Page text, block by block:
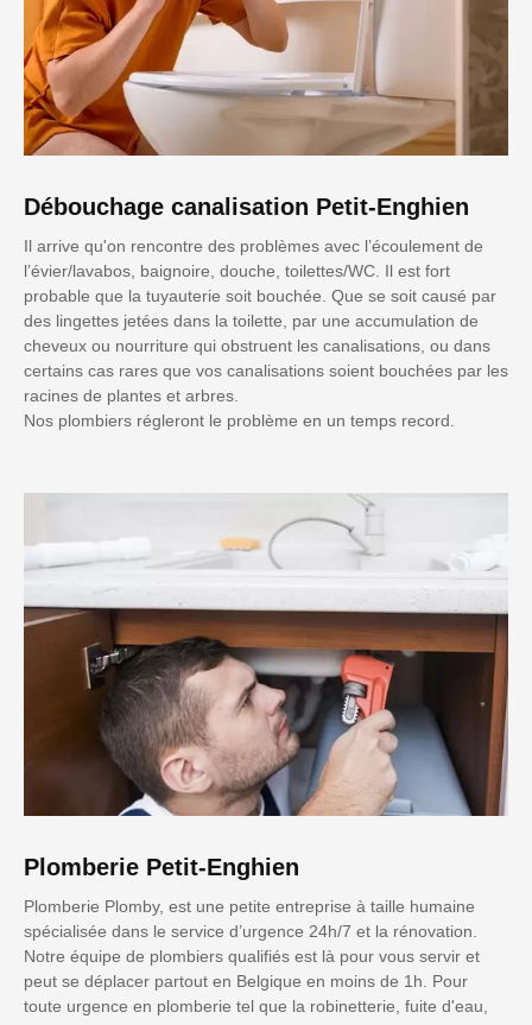
Débouchage canalisation Petit-Enghien
Il arrive qu'on rencontre des problèmes avec l’écoulement de
l’évier/lavabos, baignoire, douche, toilettes/WC. Il est fort
probable que la tuyauterie soit bouchée. Que se soit causé par
des lingettes jetées dans la toilette, par une accumulation de
cheveux ou nourriture qui obstruent les canalisations, ou dans
certains cas rares que vos canalisations soient bouchées par les
racines de plantes et arbres.
Nos plombiers régleront le problème en un temps record.
Plomberie Petit-Enghien
Plomberie Plomby, est une petite entreprise à taille humaine
spécialisée dans le service d’urgence 24h/7 et la rénovation.
Notre équipe de plombiers qualifiés est là pour vous servir et
peut se déplacer partout en Belgique en moins de 1h. Pour
toute urgence en plomberie tel que la robinetterie, fuite d'eau,